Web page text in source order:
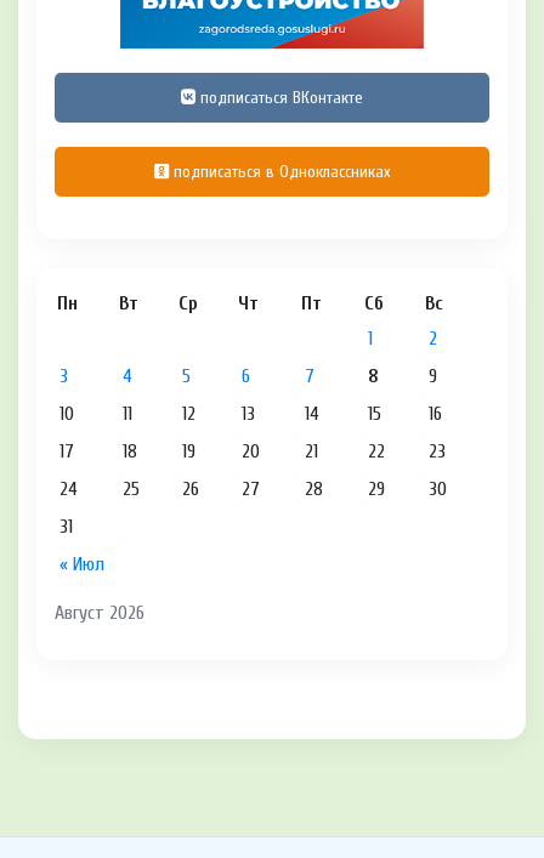
подписаться ВКонтакте
подписаться в Одноклассниках
Август 2026
Пн Вт Ср Чт Пт Сб Вс
« Июл
1
2
3
4 5 6 7 8
9
10
11 12 13 14 15
16
17
18 19 20 21 22
23
24
25 26 27 28 29
30
31